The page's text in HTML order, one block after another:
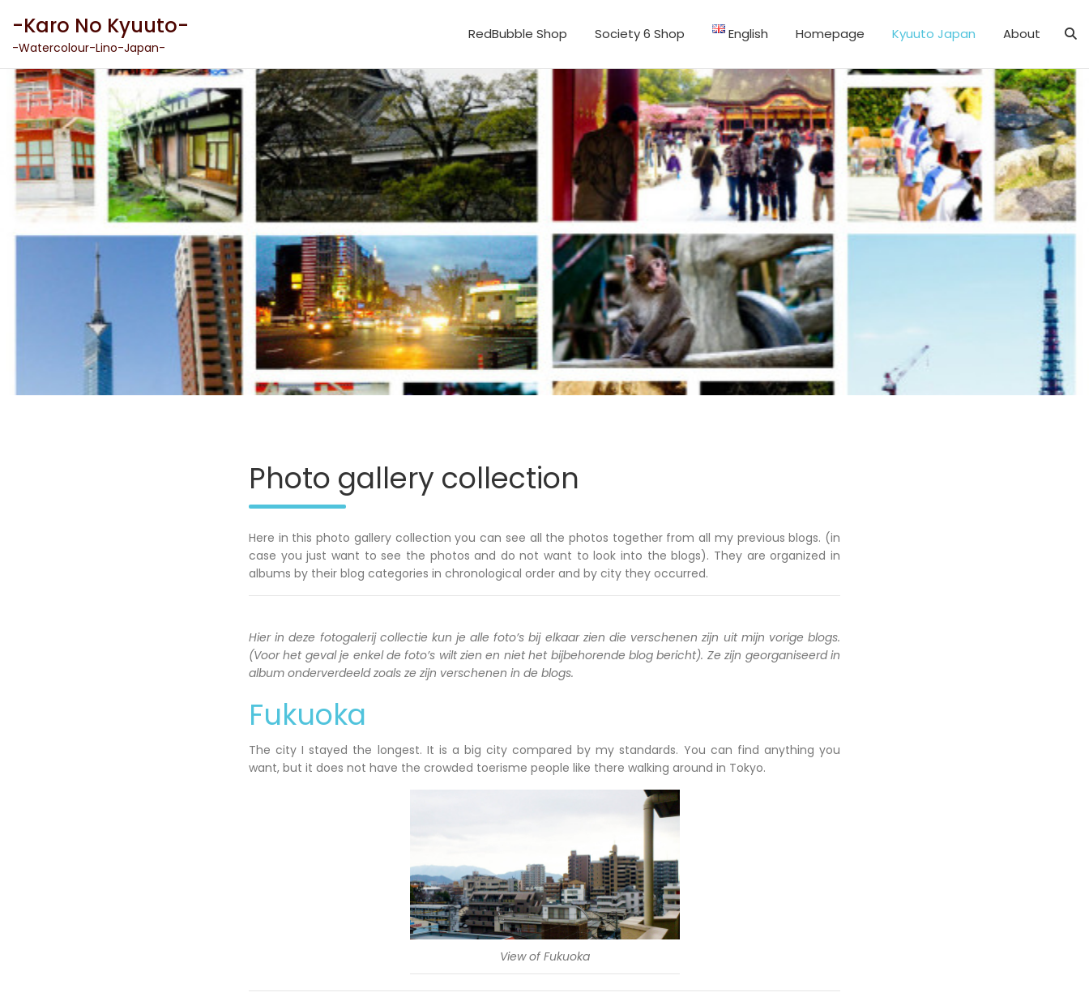
content
-Karo No Kyuuto-
-Watercolour-Lino-Japan-
RedBubble Shop Society 6 Shop English Homepage Kyuuto Japan About
Photo gallery collection
Here in this photo gallery collection you can see all the photos together from all my previous blogs. (in
case you just want to see the photos and do not want to look into the blogs). They are organized in
albums by their blog categories in chronological order and by city they occurred.
Hier in deze fotogalerij collectie kun je alle foto’s bij elkaar zien die verschenen zijn uit mijn vorige blogs.
(Voor het geval je enkel de foto’s wilt zien en niet het bijbehorende blog bericht). Ze zijn georganiseerd in
album onderverdeeld zoals ze zijn verschenen in de blogs.
Fukuoka
The city I stayed the longest. It is a big city compared by my standards. You can find anything you
want, but it does not have the crowded toerisme people like there walking around in Tokyo.
View of Fukuoka